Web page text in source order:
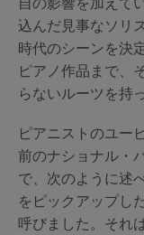
込んだ見事なソリ
時代のシーンを決
ピアノ作品まで、
らないルーツを持
ピアニストのユー
前のナショナル・
で、次のように述
をピックアップし
呼びました。それ